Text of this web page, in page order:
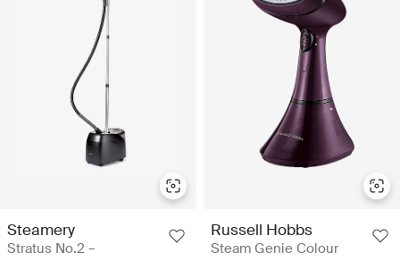
Steamery
Stratus No.2 –
Russell Hobbs
Steam Genie Colour